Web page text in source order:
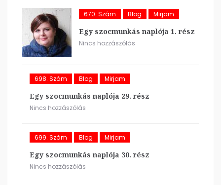
670. Szám Blog Mirjam
Egy szocmunkás naplója 1. rész
Nincs hozzászólás
698. Szám Blog Mirjam
Egy szocmunkás naplója 29. rész
Nincs hozzászólás
699. Szám Blog Mirjam
Egy szocmunkás naplója 30. rész
Nincs hozzászólás